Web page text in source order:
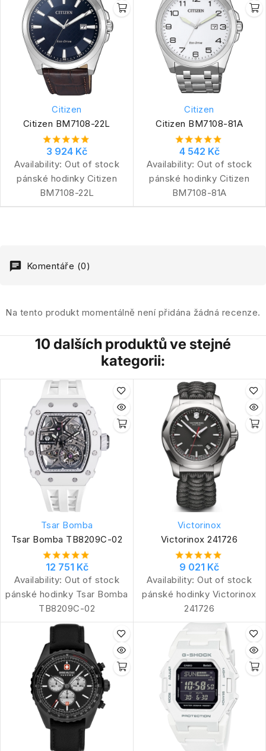
Citizen
Citizen BM7108-22L
3 924 Kč
Availability: Out of stock
pánské hodinky Citizen
BM7108-22L
Citizen
Citizen BM7108-81A
4 542 Kč
Availability: Out of stock
pánské hodinky Citizen
BM7108-81A
Komentáře (0)
Na tento produkt momentálně není přidána žádná recenze.
10 dalších produktů ve stejné
kategorii:
Tsar Bomba
Tsar Bomba TB8209C-02
12 751 Kč
Availability: Out of stock
pánské hodinky Tsar Bomba
TB8209C-02
Victorinox
Victorinox 241726
9 021 Kč
Availability: Out of stock
pánské hodinky Victorinox
241726